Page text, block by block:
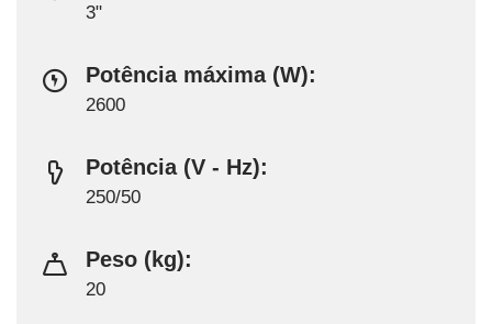
3"
Potência máxima (W):
2600
Potência (V - Hz):
250/50
Peso (kg):
20